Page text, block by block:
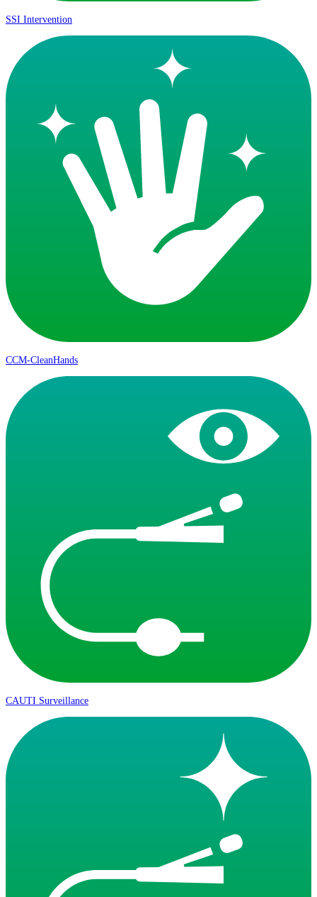
SSI Intervention
CCM-CleanHands
CAUTI Surveillance